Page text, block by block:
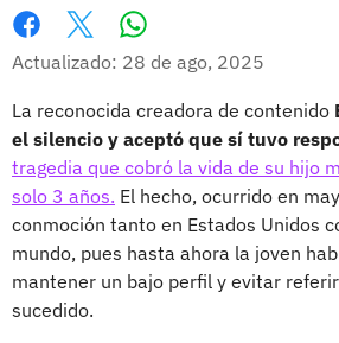
Facebook
X
Actualizado: 28 de ago, 2025
La reconocida creadora de contenido
el silencio y aceptó que sí tuvo
tragedia que cobró la vida de su hijo
solo 3 años. El hecho, ocurrido en
conmoción tanto en Estados Unidos
mundo, pues hasta ahora la joven
mantener un bajo perfil y evitar
sucedido.